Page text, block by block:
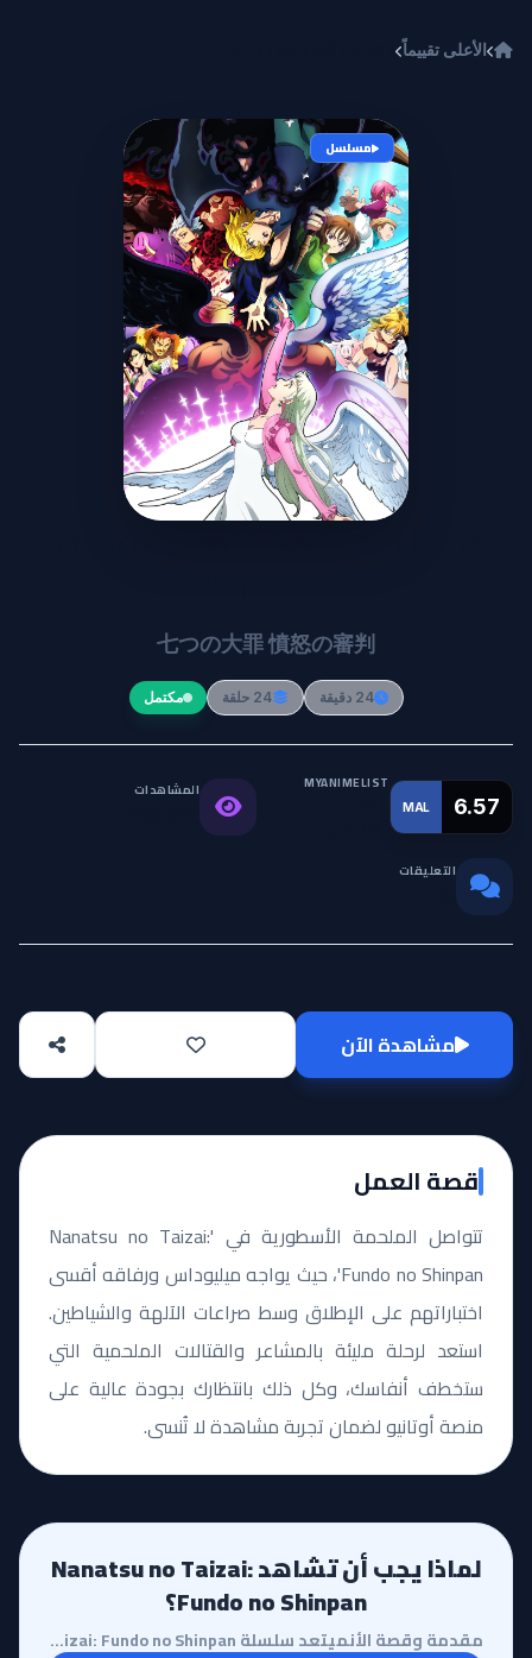
الأعلى تقييماً
مسلسل
Nanatsu no Taizai: Fundo no
七つの大罪 憤怒の審判
24 دقيقة 24 حلقة مكتمل
MAL 6.57
MYANIMELIST المشاهدات
التعليقات
مشاهدة الآن
قصة العمل
تتواصل الملحمة الأسطورية في 'Nanatsu no Taizai:
Fundo no Shinpan'، حيث يواجه ميليوداس ورفاقه أقسى
اختباراتهم على الإطلاق وسط صراعات الآلهة والشياطين.
استعد لرحلة مليئة بالمشاعر والقتالات الملحمية التي
ستخطف أنفاسك، وكل ذلك بانتظارك بجودة عالية على
منصة أوتانيو لضمان تجربة مشاهدة لا تُنسى.
لماذا يجب أن تشاهد Nanatsu no Taizai:
Fundo no Shinpan؟
مقدمة وقصة الأنميتعد سلسلة Nanatsu no Taizai: Fundo no Shinpan، المعروفة باسم 'حكم الغضب'، المحطة ال...